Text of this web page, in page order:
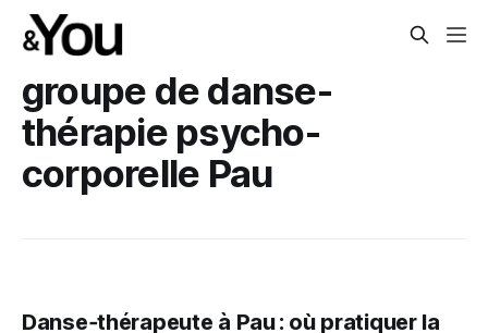
groupe de danse-
thérapie psycho-
corporelle Pau
Danse‑thérapeute à Pau : où pratiquer la